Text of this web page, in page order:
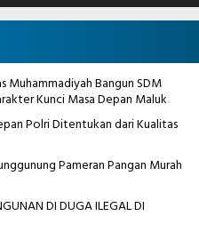
Muhammadiyah Bangun SDM
Kunci Masa Depan Maluk
Polri Ditentukan dari Kualitas
Pameran Pangan Murah
DI DUGA ILEGAL DI